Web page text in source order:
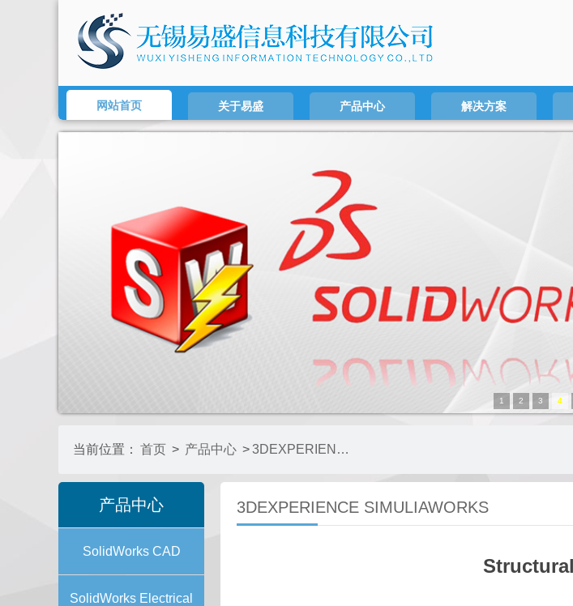
网站首页 关于易盛 产品中心 解决方案
1 2 3 4
当前位置： 首页 > 产品中心 > 3DEXPERIENCE SIMULIAWORKS
产品中心
SolidWorks CAD
SolidWorks Electrical
3DEXPERIENCE SIMULIAWORKS